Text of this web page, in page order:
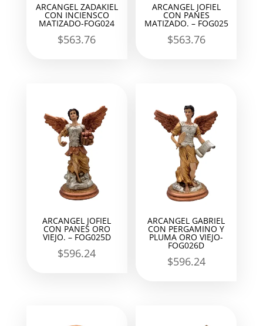
ARCANGEL ZADAKIEL
CON INCIENSCO
MATIZADO-FOG024
$563.76
ARCANGEL JOFIEL
CON PANES
MATIZADO. – FOG025
$563.76
ARCANGEL JOFIEL
CON PANES ORO
VIEJO. – FOG025D
$596.24
ARCANGEL GABRIEL
CON PERGAMINO Y
PLUMA ORO VIEJO-
FOG026D
$596.24